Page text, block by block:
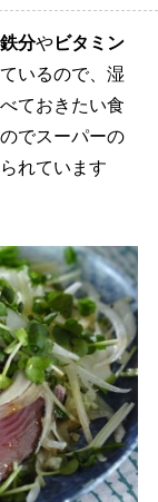
鉄分
ビタミン
いるので、湿
ておきたい食
でスーパーの
れています